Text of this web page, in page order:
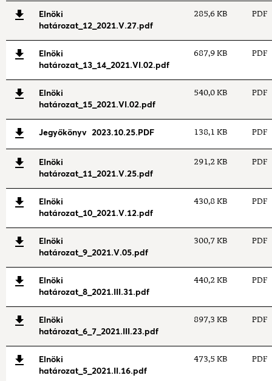
Elnöki
határozat_12_2021.V.27.pdf
285,6 KB PDF
Elnöki
határozat_13_14_2021.VI.02.pdf
687,9 KB PDF
Elnöki
határozat_15_2021.VI.02.pdf
540,0 KB PDF
Jegyőkönyv 2023.10.25.PDF 138,1 KB PDF
Elnöki
határozat_11_2021.V.25.pdf
291,2 KB PDF
Elnöki
határozat_10_2021.V.12.pdf
430,8 KB PDF
Elnöki
határozat_9_2021.V.05.pdf
300,7 KB PDF
Elnöki
határozat_8_2021.III.31.pdf
440,2 KB PDF
Elnöki
határozat_6_7_2021.III.23.pdf
897,3 KB PDF
Elnöki
határozat_5_2021.II.16.pdf
473,5 KB PDF